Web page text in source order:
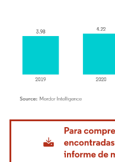
Imagen © Mordor Intelligence.